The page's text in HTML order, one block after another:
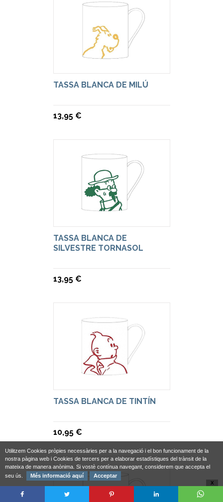
TASSA BLANCA DE MILÚ
13,95 €
TASSA BLANCA DE
SILVESTRE TORNASOL
13,95 €
TASSA BLANCA DE TINTÍN
10,95 €
Utilitzem Cookies pròpies necessàries per a la navegació i el bon funcionament de la
nostra pàgina web i Cookies de tercers per a elaborar estadístiques del trànsit de la
mateixa de manera anònima. Si vostè contínua navegant, considerem que accepta el
seu ús.
Més informació aquí Acceptar
X